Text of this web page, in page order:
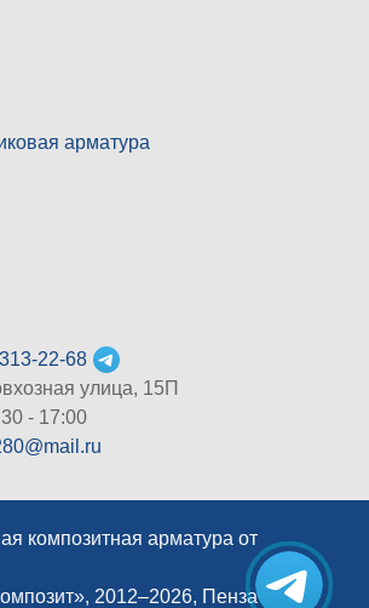
арматура
22-68
улица, 15П
- 17:00
композитная арматура от
2012–2026, Пенза |